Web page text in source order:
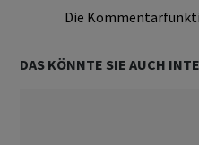
Die
DAS KÖNNTE SIE AUCH